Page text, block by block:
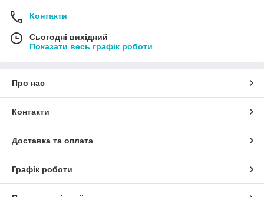
Контакти
Сьогодні вихідний
Показати весь графік роботи
Про нас
Контакти
Доставка та оплата
Графік роботи